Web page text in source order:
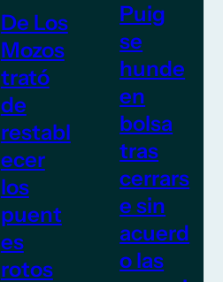
De Los
Mozos
trató
de
restabl
ecer
los
puent
es
rotos
Puig
se
hunde
en
bolsa
tras
cerrars
e sin
acuerd
o las